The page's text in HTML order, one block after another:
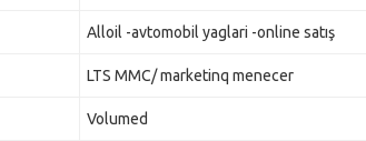
Alloil -avtomobil yaglari -online satış
LTS MMC/ marketinq menecer
Volumed